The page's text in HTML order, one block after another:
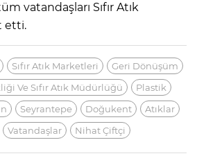
vatandaşları Sıfır Atık
etti.
Sıfır Atık Marketleri
Geri Dönüşüm
Ve Sıfır Atık Müdürlüğü
Plastik
Seyrantepe Doğukent
Atıklar
Vatandaşlar Nihat Çiftçi